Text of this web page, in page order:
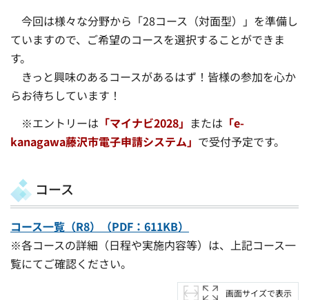
今回は様々な分野から「28コース（対面型）」を準備し
ていますので、ご希望のコースを選択することができま
す。
きっと興味のあるコースがあるはず！皆様の参加を心か
らお待ちしています！
※エントリーは 「マイナビ2028」 または 「e-
kanagawa藤沢市電子申請システム」 で受付予定です。
コース
コース一覧（R8）（PDF：611KB）
※各コースの詳細（日程や実施内容等）は、上記コース一
覧にてご確認ください。
画面サイズで表示